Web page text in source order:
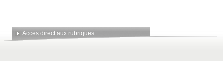
Accès direct aux rubriques